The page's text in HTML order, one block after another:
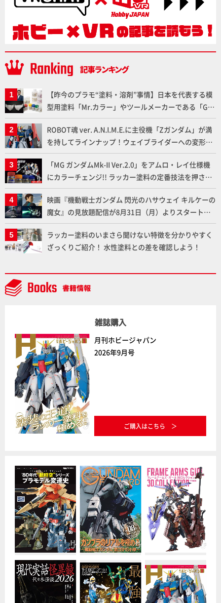
【昨今のプラモ“塗料・溶剤”事情】日本を代表する模
型用塗料「Mr.カラー」やツールメーカーである「GSI
クレオス」が語るラッカー塗料の未来とは？
ROBOT魂 ver. A.N.I.M.E.に主役機「Zガンダム」が満
を持してラインナップ！ウェイブライダーへの変形、
劇中どおりのプロポーションを再現【機動戦士Zガン
ダム】
「MG ガンダムMk-II Ver.2.0」をアムロ・レイ仕様機
にカラーチェンジ!! ラッカー塗料の定番技法を押さえ
るだけでハイクオリティの作例に!!【試し読み】
映画『機動戦士ガンダム 閃光のハサウェイ キルケーの
魔女』の見放題配信が8月31日（月）よりスタート！
Prime Videoで国内独占配信
ラッカー塗料のいまさら聞けない特徴を分かりやすく
ざっくりご紹介！ 水性塗料との差を確認しよう！
雑誌購入
月刊ホビージャパン
2026年9月号
ご購入はこちら